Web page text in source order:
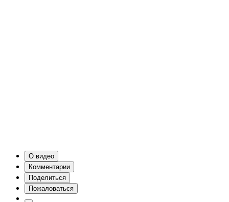
О видео
Комментарии
Поделиться
Пожаловаться